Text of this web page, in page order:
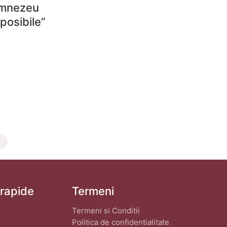
Termeni
Termeni si Conditii
Politica de confidentialitate